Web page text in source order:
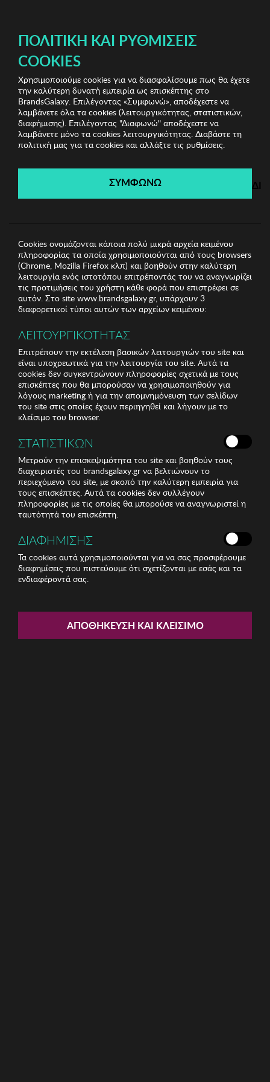
Stylish Clearance Vol.2
Γυναικεία φορέματα
Γυναικείο Φόρεμα Adele Berto
Stylish Clearance Vol.2
Λήγει σε: 04ημέρες | 01ώρες 46λεπτά 50δευτ.
Γυναικείο Φόρεμα Adele Berto
ΠΟΛΙΤΙΚΉ ΚΑΙ ΡΥΘΜΊΣΕΙΣ
COOKIES
Χρησιμοποιούμε cookies για να διασφαλίσουμε πως θα έχετε
την καλύτερη δυνατή εμπειρία ως επισκέπτης στο
BrandsGalaxy. Επιλέγοντας «Συμφωνώ», αποδέχεστε να
λαμβάνετε όλα τα cookies (λειτουργικότητας, στατιστικών,
διαφήμισης). Επιλέγοντας "Διαφωνώ" αποδέχεστε να
λαμβάνετε μόνο τα cookies λειτουργικότητας. Διαβάστε τη
πολιτική μας για τα cookies και αλλάξτε τις ρυθμίσεις.
ΣΥΜΦΩΝΩ
Cookies ονομάζονται κάποια πολύ μικρά αρχεία κειμένου
πληροφορίας τα οποία χρησιμοποιούνται από τους browsers
(Chrome, Mozilla Firefox κλπ) και βοηθούν στην καλύτερη
λειτουργία ενός ιστοτόπου επιτρέποντάς του να αναγνωρίζει
τις προτιμήσεις του χρήστη κάθε φορά που επιστρέφει σε
αυτόν. Στο site www.brandsgalaxy.gr, υπάρχουν 3
διαφορετικοί τύποι αυτών των αρχείων κειμένου:
ΛΕΙΤΟΥΡΓΙΚΟΤΗΤΑΣ
Επιτρέπουν την εκτέλεση βασικών λειτουργιών του site και
είναι υποχρεωτικά για την λειτουργία του site. Αυτά τα
cookies δεν συγκεντρώνουν πληροφορίες σχετικά με τους
επισκέπτες που θα μπορούσαν να χρησιμοποιηθούν για
λόγους marketing ή για την απομνημόνευση των σελίδων
του site στις οποίες έχουν περιηγηθεί και λήγουν με το
κλείσιμο του browser.
ΣΤΑΤΙΣΤΙΚΩΝ
Μετρούν την επισκεψιμότητα του site και βοηθούν τους
διαχειριστές του brandsgalaxy.gr να βελτιώνουν το
περιεχόμενο του site, με σκοπό την καλύτερη εμπειρία για
τους επισκέπτες. Αυτά τα cookies δεν συλλέγουν
πληροφορίες με τις οποίες θα μπορούσε να αναγνωριστεί η
ταυτότητά του επισκέπτη.
ΔΙΑΦΗΜΙΣΗΣ
Τα cookies αυτά χρησιμοποιούνται για να σας προσφέρουμε
διαφημίσεις που πιστεύουμε ότι σχετίζονται με εσάς και τα
ενδιαφέροντά σας.
ΑΠΟΘΉΚΕΥΣΗ ΚΑΙ ΚΛΕΊΣΙΜΟ